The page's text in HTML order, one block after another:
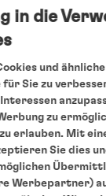
national wie
Ich bin
ersten Schiffe mit
erleben die
charmante
in die
und
für Sie zu
zu
erlauben. Mit
Sie dies
Werbepartner)